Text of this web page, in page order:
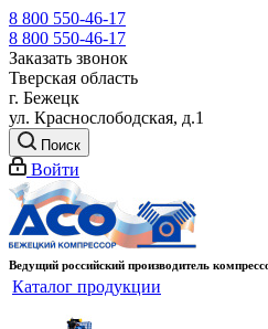
8 800 550-46-17
8 800 550-46-17
Заказать звонок
Тверская область
г. Бежецк
ул. Краснослободская, д.1
Поиск
Войти
Ведущий российский производитель
Каталог продукции